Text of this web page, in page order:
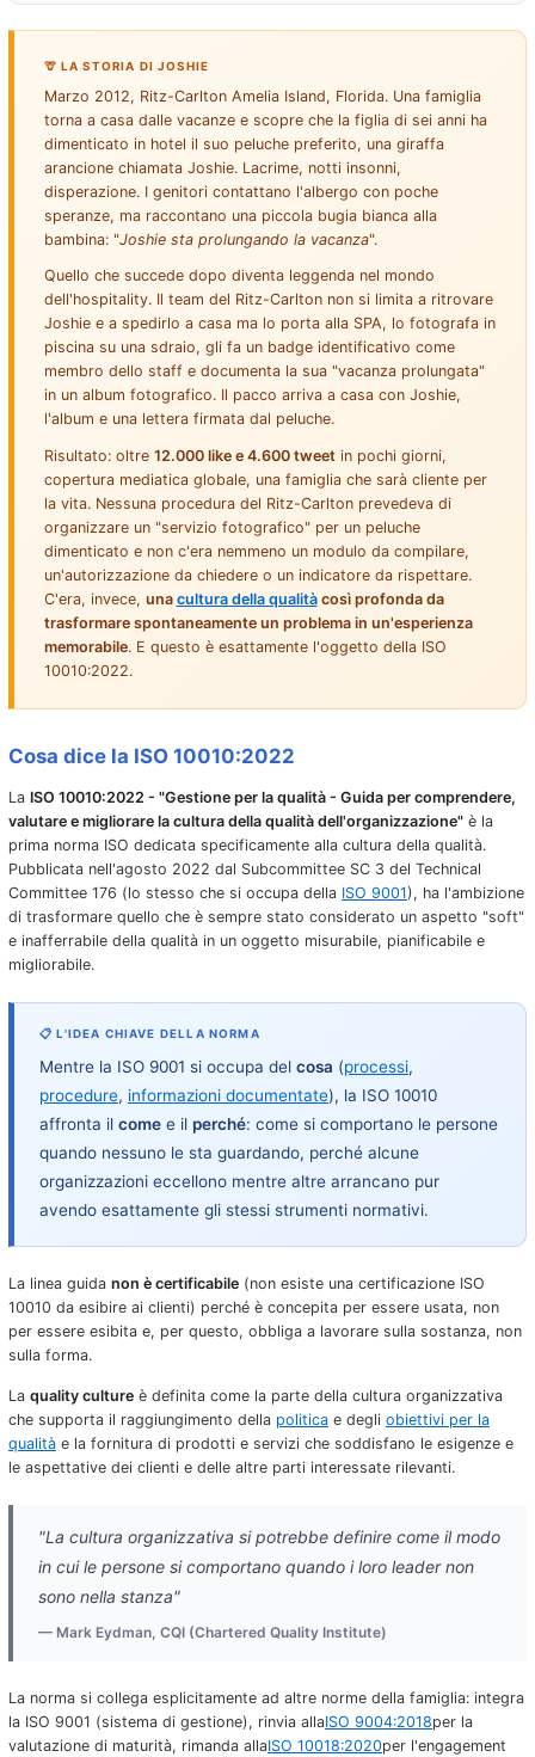
🦒 LA STORIA DI JOSHIE
Marzo 2012, Ritz-Carlton Amelia Island, Florida. Una famiglia
torna a casa dalle vacanze e scopre che la figlia di sei anni ha
dimenticato in hotel il suo peluche preferito, una giraffa
arancione chiamata Joshie. Lacrime, notti insonni,
disperazione. I genitori contattano l'albergo con poche
speranze, ma raccontano una piccola bugia bianca alla
bambina: "Joshie sta prolungando la vacanza".
Quello che succede dopo diventa leggenda nel mondo
dell'hospitality. Il team del Ritz-Carlton non si limita a ritrovare
Joshie e a spedirlo a casa ma lo porta alla SPA, lo fotografa in
piscina su una sdraio, gli fa un badge identificativo come
membro dello staff e documenta la sua "vacanza prolungata"
in un album fotografico. Il pacco arriva a casa con Joshie,
l'album e una lettera firmata dal peluche.
Risultato: oltre 12.000 like e 4.600 tweetin pochi giorni,
copertura mediatica globale, una famiglia che sarà cliente per
la vita. Nessuna procedura del Ritz-Carlton prevedeva di
organizzare un "servizio fotografico" per un peluche
dimenticato e non c'era nemmeno un modulo da compilare,
un'autorizzazione da chiedere o un indicatore da rispettare.
C'era, invece, una cultura della qualitàcosì profonda da
trasformare spontaneamente un problema in un'esperienza
memorabile. E questo è esattamente l'oggetto della ISO
10010:2022.
Cosa dice la ISO 10010:2022
La ISO 10010:2022 - "Gestione per la qualità - Guida per comprendere,
valutare e migliorare la cultura della qualità dell'organizzazione" è la
prima norma ISO dedicata specificamente alla cultura della qualità.
Pubblicata nell'agosto 2022 dal Subcommittee SC 3 del Technical
Committee 176 (lo stesso che si occupa della ISO 9001), ha l'ambizione
di trasformare quello che è sempre stato considerato un aspetto "soft"
e inafferrabile della qualità in un oggetto misurabile, pianificabile e
migliorabile.
📋 L'IDEA CHIAVE DELLA NORMA
Mentre la ISO 9001 si occupa del cosa (processi,
procedure, informazioni documentate), la ISO 10010
affronta il come e il perché: come si comportano le persone
quando nessuno le sta guardando, perché alcune
organizzazioni eccellono mentre altre arrancano pur
avendo esattamente gli stessi strumenti normativi.
La linea guida non è certificabile (non esiste una certificazione ISO
10010 da esibire ai clienti) perché è concepita per essere usata, non
per essere esibita e, per questo, obbliga a lavorare sulla sostanza, non
sulla forma.
La quality culture è definita come la parte della cultura organizzativa
che supporta il raggiungimento della politica e degli obiettivi per la
qualità e la fornitura di prodotti e servizi che soddisfano le esigenze e
le aspettative dei clienti e delle altre parti interessate rilevanti.
"La cultura organizzativa si potrebbe definire come il modo
in cui le persone si comportano quando i loro leader non
sono nella stanza"
— Mark Eydman, CQI (Chartered Quality Institute)
La norma si collega esplicitamente ad altre norme della famiglia: integra
la ISO 9001 (sistema di gestione), rinvia allaISO 9004:2018per la
valutazione di maturità, rimanda allaISO 10018:2020per l'engagement